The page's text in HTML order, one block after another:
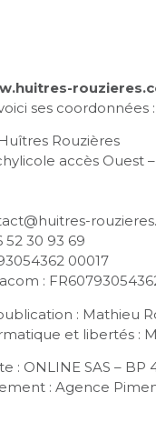
ses coordonnées :
Rouzières
accès Ouest
52 30 93 69
00017
:
: Mathieu
et libertés :
: ONLINE SAS – BP
: Agence